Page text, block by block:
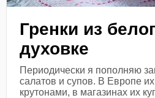
Гренки из
духовке
Периодически я пополняю
салатов и супов. В Европе
крутонами, в магазинах их